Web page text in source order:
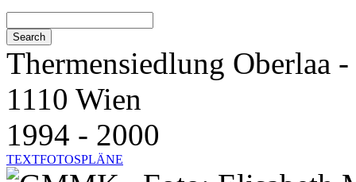
Thermensiedlung Oberlaa
1110 Wien
1994 - 2000
TEXTFOTOSPLÄNE